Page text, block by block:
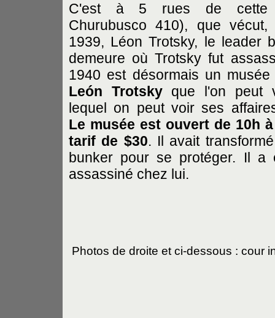
C'est à 5 rues de cette
Churubusco 410), que
1939, Léon Trotsky, le leader
demeure où Trotsky fut
1940 est désormais un
León Trotskyque l'on peut
lequel on peut voir ses
Le musée est ouvert de 10h
tarif de $30. Il avait
bunker pour se protéger. Il a
assassiné chez lui.
Photos de droite et ci-dessous : cour